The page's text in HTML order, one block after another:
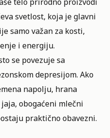
svetlost, koja je glavni
samo važan za kosti,
i energiju.
se povezuje sa
depresijom. Ako
napolju, hrana
obogaćeni mlečni
praktično obavezni.